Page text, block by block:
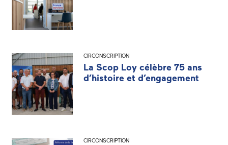
CIRCONSCRIPTION
La Scop Loy célèbre 75 ans
d’histoire et d’engagement
CIRCONSCRIPTION